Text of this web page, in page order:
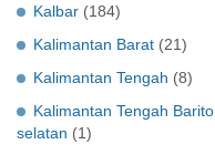
Kalbar (184)
Kalimantan Barat (21)
Kalimantan Tengah (8)
Kalimantan Tengah Barito
selatan (1)